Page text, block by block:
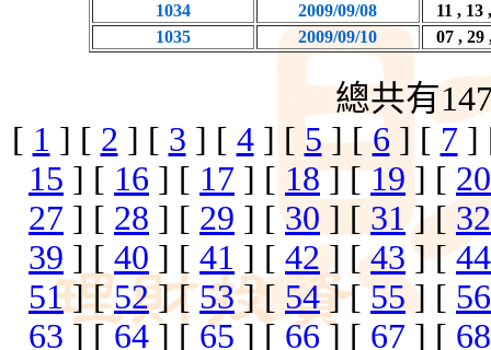
1034
2009/09/08
11 ,
1035
2009/09/10 07 , 29
總共有
[ 1 ] [ 2 ] [ 3 ] [ 4] [ 5] [6 ] [ 7 ]
15 ] [ 16 ] [ 17 ] [ 18] [19 ] [ 20
27 ] [ 28 ] [ 29 ] [30 ] [ 31] [ 32
39 ] [ 40 ] [ 41 ] [ 42] [43 ] [44
51] [52] [53] [ 54] [55] [ 56
63 ] [64 ] [ 65 ] [ 66] [ 67 ] [ 68